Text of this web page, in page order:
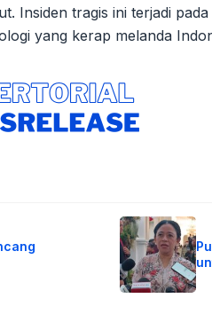
Insiden tragis ini terjadi
yang kerap melanda